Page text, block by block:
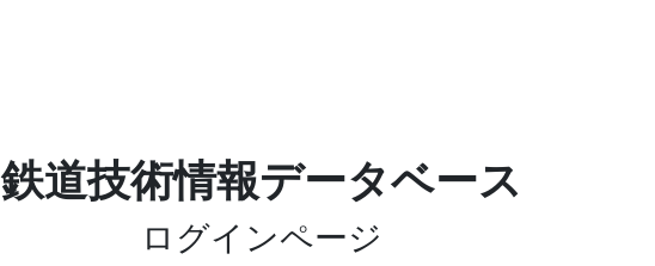
鉄道技術情報データベース
ログインページ